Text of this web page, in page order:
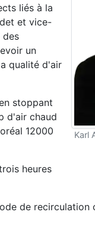
Karl
liés à la
et vice-
des
un
qualité d'air
stoppant
d'air chaud
12000
heures
de recirculation